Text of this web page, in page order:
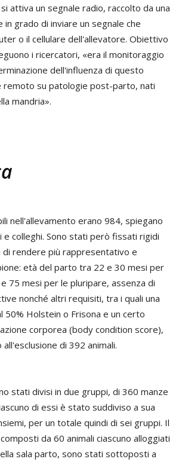
attiva un segnale radio, raccolto da una
grado di inviare un segnale che
o il cellulare dell'allevatore. Obiettivo
i ricercatori, «era il monitoraggio
dell'influenza di questo
remoto su patologie post-parto, nati
mandria».
nell'allevamento erano 984, spiegano
e colleghi. Sono stati però fissati rigidi
rendere più rappresentativo e
età del parto tra 22 e 30 mesi per
75 mesi per le pluripare, assenza di
nonché altri requisiti, tra i quali una
50% Holstein o Frisona e un certo
corporea (body condition score),
di 392 animali.
stati divisi in due gruppi, di 360 manze
di essi è stato suddiviso a sua
per un totale quindi di sei gruppi. Il
da 60 animali ciascuno alloggiati
sala parto, sono stati sottoposti a